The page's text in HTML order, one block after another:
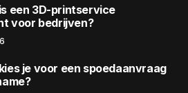
een 3D-printservice
voor bedrijven?
je voor een spoedaanvraag